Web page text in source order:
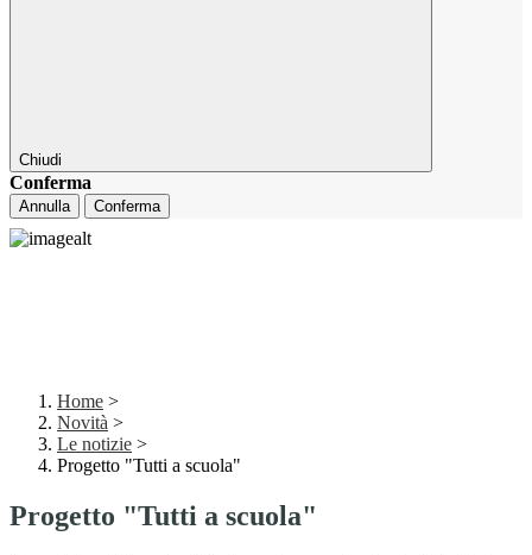
Chiudi
Conferma
Annulla Conferma
Home >
Novità >
Le notizie >
Progetto "Tutti a scuola"
Progetto "Tutti a scuola"